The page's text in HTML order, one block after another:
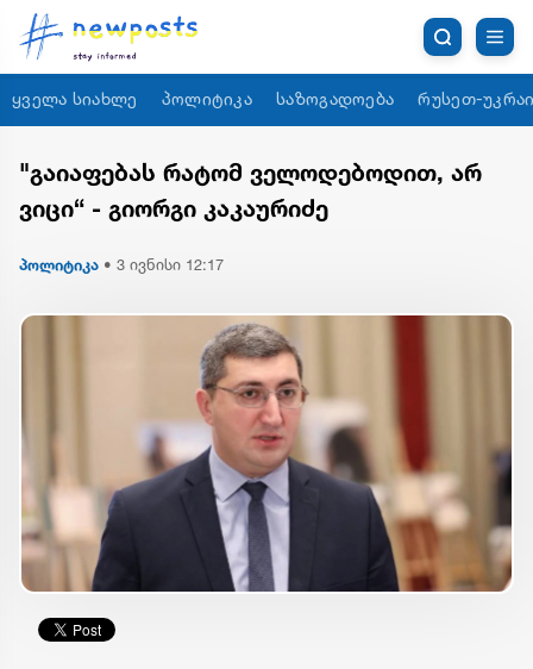
ყველა სიახლე პოლიტიკა საზოგადოება რუსეთ-
"გაიაფებას რატომ ველოდებოდით, არ
ვიცი“ - გიორგი კაკაურიძე
პოლიტიკა • 3 ივნისი 12:17